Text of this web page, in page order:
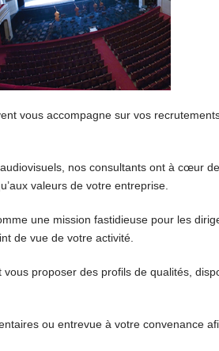
vous accompagne sur vos
nos consultants ont à cœur
valeurs de votre entreprise.
une mission fastidieuse pour les
de vue de votre activité.
proposer des profils de qualités,
ou entrevue à votre convenance